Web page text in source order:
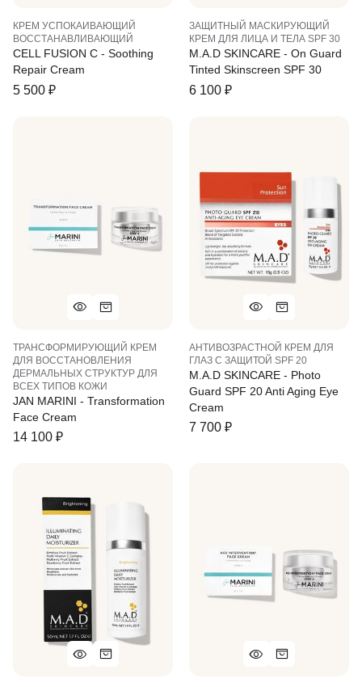
КРЕМ УСПОКАИВАЮЩИЙ
ВОССТАНАВЛИВАЮЩИЙ
CELL FUSION C - Soothing
Repair Cream
5 500 ₽
ЗАЩИТНЫЙ МАСКИРУЮЩИЙ
КРЕМ ДЛЯ ЛИЦА И ТЕЛА SPF 30
M.A.D SKINCARE - On Guard
Tinted Skinscreen SPF 30
6 100 ₽
ТРАНСФОРМИРУЮЩИЙ КРЕМ
ДЛЯ ВОССТАНОВЛЕНИЯ
ДЕРМАЛЬНЫХ СТРУКТУР ДЛЯ
ВСЕХ ТИПОВ КОЖИ
JAN MARINI - Transformation
Face Cream
14 100 ₽
АНТИВОЗРАСТНОЙ КРЕМ ДЛЯ
ГЛАЗ С ЗАЩИТОЙ SPF 20
M.A.D SKINCARE - Photo
Guard SPF 20 Anti Aging Eye
Cream
7 700 ₽